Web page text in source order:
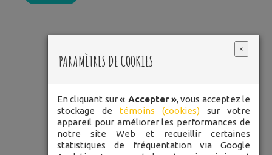
LES
POMMETTES
ROUGES
×
PARAMÈTRES DE COOKIES
En cliquant sur« Accepter », vous acceptez le
stockage de témoins (cookies) sur votre
appareil pour améliorer les performances de
notre site Web et recueillir certaines
statistiques de fréquentation via Google